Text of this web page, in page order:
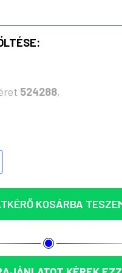
524288,
THERMO BÖGRE –
EGYEDI
KOSÁRBA